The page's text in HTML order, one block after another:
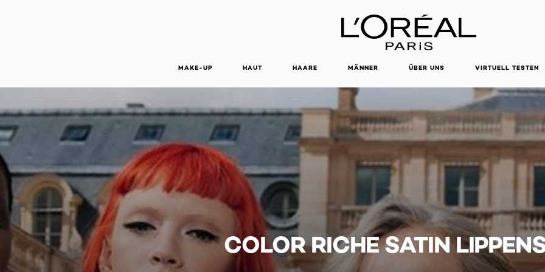
MAKE-UP HAUT HAARE MÄNNER ÜBER UNS VIRTUELL TESTEN
COLOR RICHE SATIN